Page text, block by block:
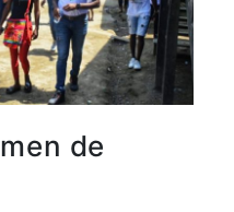
haciendo clic
web
repositorio
al mes de julio
de